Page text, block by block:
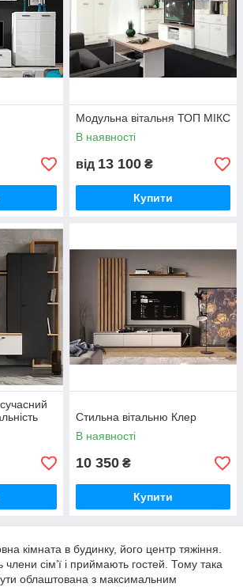
Модульна вітальня ТОП МІКС
В наявності
від 13 100 ₴
Купити
Стильна вітальню Клер
В наявності
10 350 ₴
Купити
кімната в будинку, його центр тяжіння.
члени сім’ї і приймають гостей. Тому така
облаштована з максимальним